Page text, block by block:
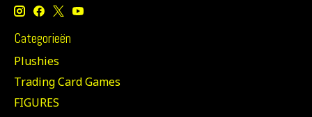
Categorieën
Plushies
Trading Card Games
FIGURES